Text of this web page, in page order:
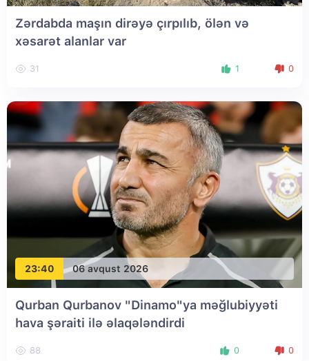
Zərdabda maşın dirəyə çırpılıb, ölən və
xəsarət alanlar var
31 1 0
23:40 06 avqust 2026
Qurban Qurbanov "Dinamo"ya məğlubiyyəti
hava şəraiti ilə əlaqələndirdi
88 0 0